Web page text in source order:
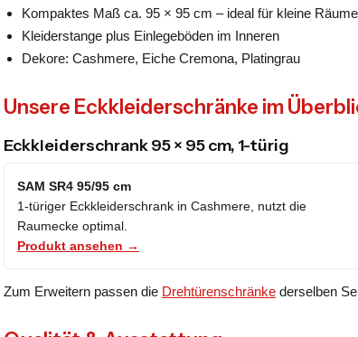
Kompaktes Maß ca. 95 × 95 cm – ideal für kleine Räume
Kleiderstange plus Einlegeböden im Inneren
Dekore: Cashmere, Eiche Cremona, Platingrau
Unsere Eckkleiderschränke im
Eckkleiderschrank 95 × 95 cm, 1-türig
SAM SR4 95/95 cm
1-türiger Eckkleiderschrank in Cashmere, nutzt die
Raumecke optimal.
Produkt ansehen →
Zum Erweitern passen die Drehtürenschränke derselben